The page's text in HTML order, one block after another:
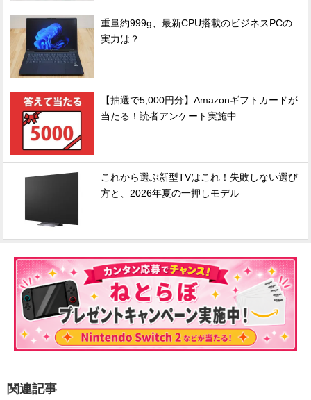
重量約999g、最新CPU搭載のビジネスPCの
実力は？
【抽選で5,000円分】Amazonギフトカードが
当たる！読者アンケート実施中
これから選ぶ新型TVはこれ！失敗しない選び
方と、2026年夏の一押しモデル
関連記事